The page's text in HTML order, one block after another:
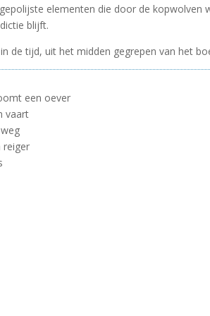
elementen die door de
blijft.
de tijd, uit het midden gegrepen van het
een oever
vaart
reiger